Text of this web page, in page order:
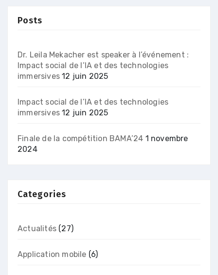
Posts
Dr. Leila Mekacher est speaker à l’événement :
Impact social de l’IA et des technologies
immersives 12 juin 2025
Impact social de l’IA et des technologies
immersives 12 juin 2025
Finale de la compétition BAMA’24 1 novembre
2024
Categories
Actualités (27)
Application mobile (6)